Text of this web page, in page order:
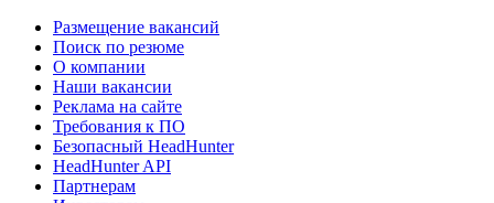
Размещение вакансий
Поиск по резюме
О компании
Наши вакансии
Реклама на сайте
Требования к ПО
Безопасный HeadHunter
HeadHunter API
Партнерам